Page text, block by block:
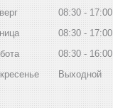
08:30
17:00
08:30
17:00
08:30
16:00
Выходной